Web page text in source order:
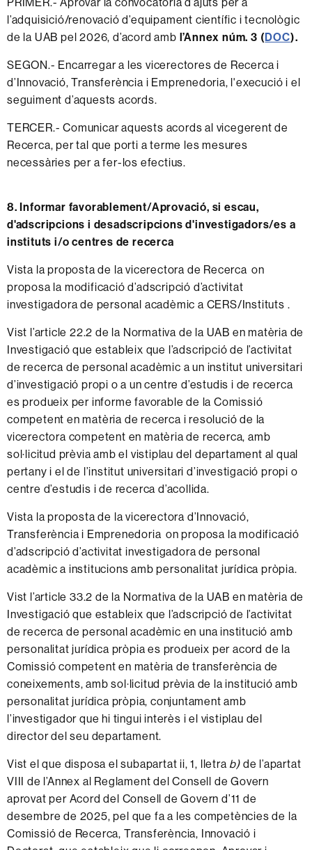
l’adquisició/renovació d’equipament científic i tecnològic
de la UAB pel 2026, d’acord amb l’Annex núm. 3 (DOC).
SEGON.- Encarregar a les vicerectores de Recerca i
d’Innovació, Transferència i Emprenedoria, l'execució i el
seguiment d’aquests acords.
TERCER.- Comunicar aquests acords al vicegerent de
Recerca, per tal que porti a terme les mesures
necessàries per a fer-los efectius.
8. Informar favorablement/Aprovació, si escau,
d'adscripcions i desadscripcions d'investigadors/es a
instituts i/o centres de recerca
Vista la proposta de la vicerectora de Recerca on
proposa la modificació d’adscripció d’activitat
investigadora de personal acadèmic a CERS/Instituts .
Vist l’article 22.2 de la Normativa de la UAB en matèria de
Investigació que estableix que l’adscripció de l’activitat
de recerca de personal acadèmic a un institut universitari
d’investigació propi o a un centre d’estudis i de recerca
es produeix per informe favorable de la Comissió
competent en matèria de recerca i resolució de la
vicerectora competent en matèria de recerca, amb
sol·licitud prèvia amb el vistiplau del departament al qual
pertany i el de l’institut universitari d’investigació propi o
centre d’estudis i de recerca d’acollida.
Vista la proposta de la vicerectora d’Innovació,
Transferència i Emprenedoria on proposa la modificació
d’adscripció d’activitat investigadora de personal
acadèmic a institucions amb personalitat jurídica pròpia.
Vist l’article 33.2 de la Normativa de la UAB en matèria de
Investigació que estableix que l’adscripció de l’activitat
de recerca de personal acadèmic en una institució amb
personalitat jurídica pròpia es produeix per acord de la
Comissió competent en matèria de transferència de
coneixements, amb sol·licitud prèvia de la institució amb
personalitat jurídica pròpia, conjuntament amb
l’investigador que hi tingui interès i el vistiplau del
director del seu departament.
Vist el que disposa el subapartat ii, 1, lletra b) de l’apartat
VIII de l’Annex al Reglament del Consell de Govern
aprovat per Acord del Consell de Govern d’11 de
desembre de 2025, pel que fa a les competències de la
Comissió de Recerca, Transferència, Innovació i